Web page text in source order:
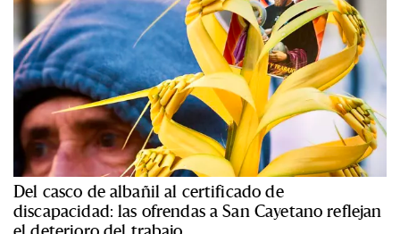
Del casco de albañil al certificado de
discapacidad: las ofrendas a San Cayetano reflejan